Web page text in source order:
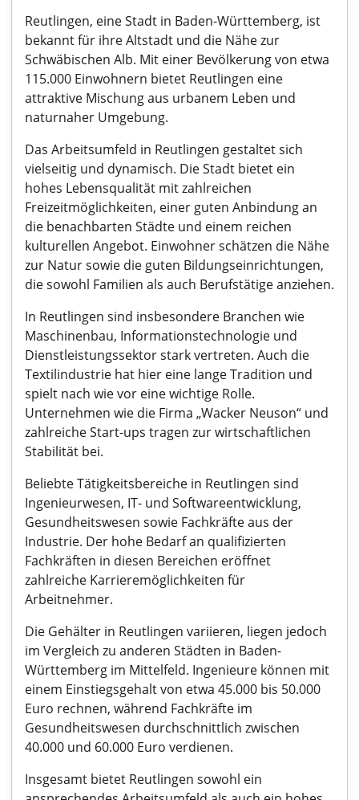
Reutlingen, eine Stadt in Baden-Württemberg, ist
bekannt für ihre Altstadt und die Nähe zur
Schwäbischen Alb. Mit einer Bevölkerung von etwa
115.000 Einwohnern bietet Reutlingen eine
attraktive Mischung aus urbanem Leben und
naturnaher Umgebung.
Das Arbeitsumfeld in Reutlingen gestaltet sich
vielseitig und dynamisch. Die Stadt bietet ein
hohes Lebensqualität mit zahlreichen
Freizeitmöglichkeiten, einer guten Anbindung an
die benachbarten Städte und einem reichen
kulturellen Angebot. Einwohner schätzen die Nähe
zur Natur sowie die guten Bildungseinrichtungen,
die sowohl Familien als auch Berufstätige anziehen.
In Reutlingen sind insbesondere Branchen wie
Maschinenbau, Informationstechnologie und
Dienstleistungssektor stark vertreten. Auch die
Textilindustrie hat hier eine lange Tradition und
spielt nach wie vor eine wichtige Rolle.
Unternehmen wie die Firma „Wacker Neuson“ und
zahlreiche Start-ups tragen zur wirtschaftlichen
Stabilität bei.
Beliebte Tätigkeitsbereiche in Reutlingen sind
Ingenieurwesen, IT- und Softwareentwicklung,
Gesundheitswesen sowie Fachkräfte aus der
Industrie. Der hohe Bedarf an qualifizierten
Fachkräften in diesen Bereichen eröffnet
zahlreiche Karrieremöglichkeiten für
Arbeitnehmer.
Die Gehälter in Reutlingen variieren, liegen jedoch
im Vergleich zu anderen Städten in Baden-
Württemberg im Mittelfeld. Ingenieure können mit
einem Einstiegsgehalt von etwa 45.000 bis 50.000
Euro rechnen, während Fachkräfte im
Gesundheitswesen durchschnittlich zwischen
40.000 und 60.000 Euro verdienen.
Insgesamt bietet Reutlingen sowohl ein